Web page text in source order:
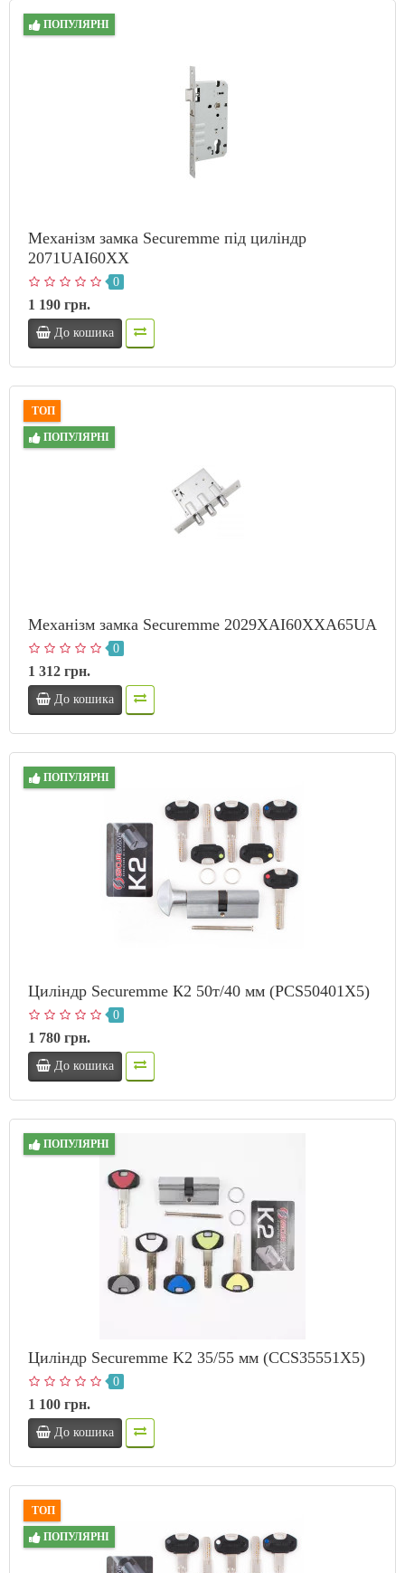
ПОПУЛЯРНІ
Механізм замка Securemme під циліндр
2071UAI60XX
0
1 190 грн.
До кошика
ТОП
ПОПУЛЯРНІ
Механізм замка Securemme 2029XAI60XXA65UA
0
1 312 грн.
До кошика
ПОПУЛЯРНІ
Циліндр Securemme К2 50т/40 мм (PCS50401X5)
0
1 780 грн.
До кошика
ПОПУЛЯРНІ
Циліндр Securemme K2 35/55 мм (CCS35551X5)
0
1 100 грн.
До кошика
ТОП
ПОПУЛЯРНІ